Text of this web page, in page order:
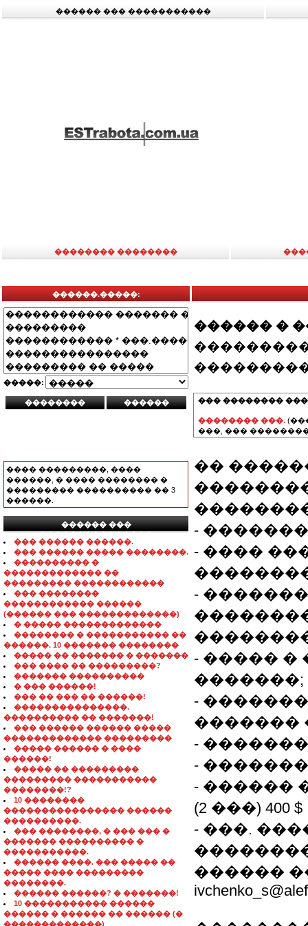
������ ��� �����������
�������� ��������
������.�����:
�����:
���� ���������, ����
������, � ���� �������� �
��������� ���������� �� 3
������.
������ ���
���������������
��� ������ ������.
��� ������ ����� ��������.
���������� �
������������� ��
��������� ������������
��� ��������
������������ ������
(������ ��� �������������)
� ����� �������������
�������� � ����������� ��
������. 10 ������� ��������
����� �� ������� � �������
��� ���� �� ���������?
������� ����������
� ��� ������!
��� �� ��� �� ������!
���������������.
���������� �� �������!
��� ������ ������ �����
������������� ���������
����� ������ � ����
������!
����� �� ���������
��������� �����������
��������!?
10 ��������
���������������� ������
����������.
��� ��������, � ��� ��� �
������� ���������� �
�����������.
������ ����. ��� ����� ��
����� ���� ���������
��������.
������ ������? � �������!
10 ����������� ������
������ � ������ �� ������ (�
�������������)
������ �
��� ��������
�������� ���.
���, ���
��
- �������
- ����
-
- ����� �
�������;
-
�������
-
-
- ������
(2 ���) 400 $
- ���.
������